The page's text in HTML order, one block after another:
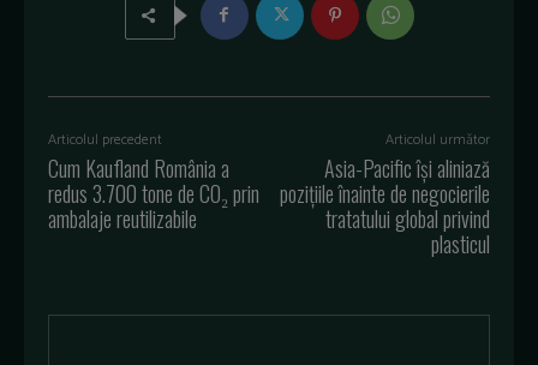
Articolul precedent
Cum Kaufland România a
redus 3.700 tone de CO₂ prin
ambalaje reutilizabile
Articolul următor
Asia-Pacific își aliniază
pozițiile înainte de negocierile
tratatului global privind
plasticul